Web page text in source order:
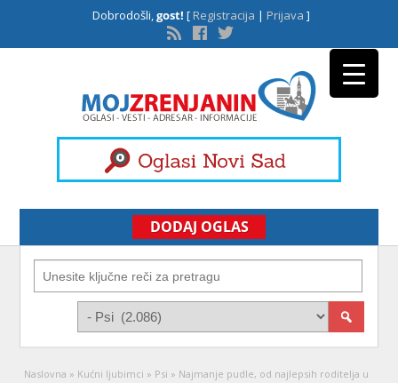
Dobrodošli,gost! [Registracija | Prijava ]
DODAJ OGLAS
Naslovna » Kućni ljubimci » Psi » Najmanje pudle, od najlepsih roditelja u